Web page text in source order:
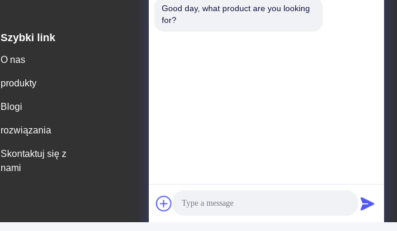
Szybki link
O nas
produkty
Blogi
rozwiązania
Skontaktuj się z
nami
Good day, what product are you looking
for?